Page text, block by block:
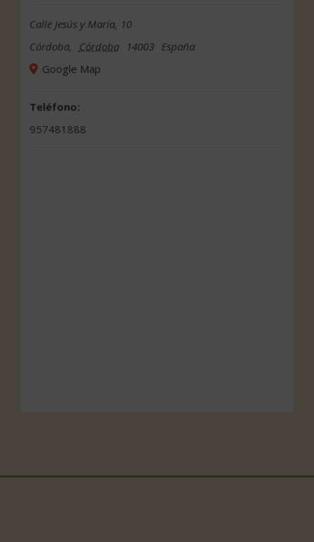
Calle Jesús y María, 10
Córdoba, Córdoba 14003 España
Google Map
Teléfono:
957481888